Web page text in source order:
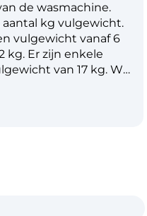
de wasmachine.
kg vulgewicht.
vulgewicht vanaf 6
kg. Er zijn enkele
van 17 kg. We
hierdoor wordt
ook wel achter door